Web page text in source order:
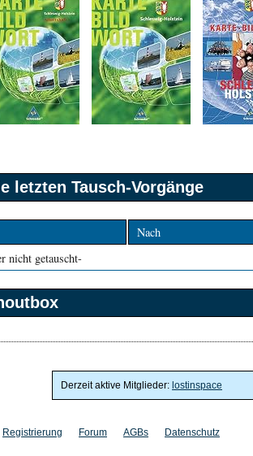
letzten Tausch-Vorgänge
Nach
nicht getauscht-
Derzeit aktive Mitglieder: lostinspace
Registrierung Forum AGBs Datenschutz